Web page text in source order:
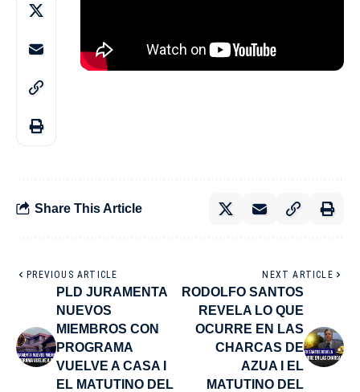
Share This Article
PREVIOUS ARTICLE
PLD JURAMENTA
NUEVOS
MIEMBROS CON
PROGRAMA
VUELVE A CASA I
EL MATUTINO DEL
NEXT ARTICLE
RODOLFO SANTOS
REVELA LO QUE
OCURRE EN LAS
CHARCAS DE
AZUA I EL
MATUTINO DEL